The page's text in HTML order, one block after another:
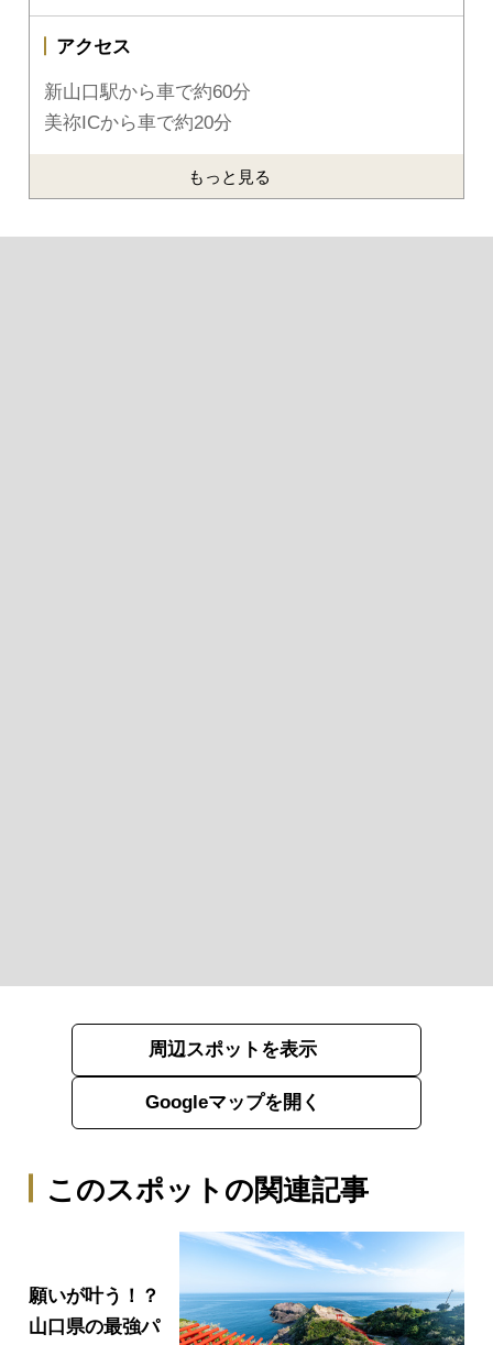
アクセス
新山口駅から車で約60分
美祢ICから車で約20分
もっと見る
このスポットの関連記事
願いが叶う！？
山口県の最強パ
周辺スポットを表示
Googleマップを開く